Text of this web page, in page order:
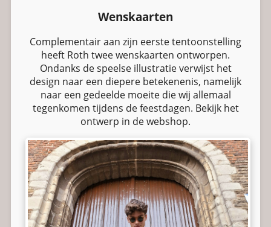
Wenskaarten
Complementair aan zijn eerste tentoonstelling
heeft Roth twee wenskaarten ontworpen.
Ondanks de speelse illustratie verwijst het
design naar een diepere betekenenis, namelijk
naar een gedeelde moeite die wij allemaal
tegenkomen tijdens de feestdagen. Bekijk het
ontwerp in de webshop.